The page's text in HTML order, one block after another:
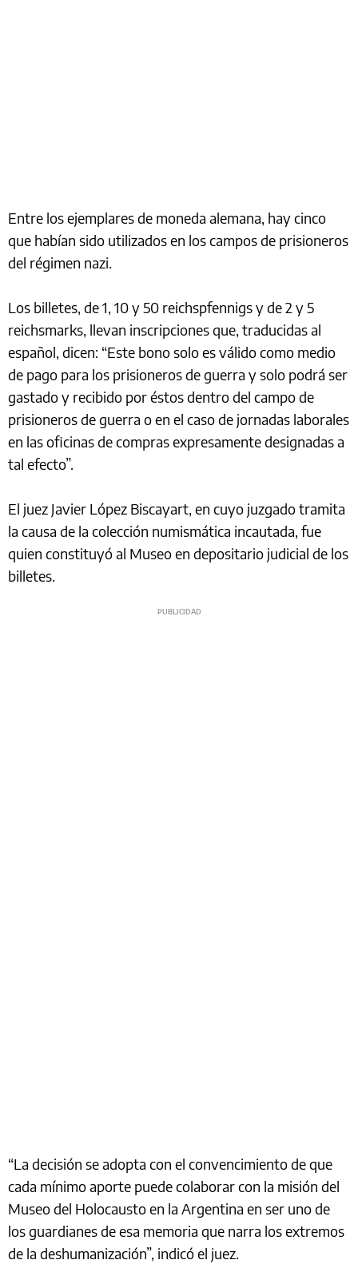
Entre los ejemplares de moneda alemana, hay cinco
que habían sido utilizados en los campos de prisioneros
del régimen nazi.
Los billetes, de 1, 10 y 50 reichspfennigs y de 2 y 5
reichsmarks, llevan inscripciones que, traducidas al
español, dicen: “Este bono solo es válido como medio
de pago para los prisioneros de guerra y solo podrá ser
gastado y recibido por éstos dentro del campo de
prisioneros de guerra o en el caso de jornadas laborales
en las oficinas de compras expresamente designadas a
tal efecto”.
El juez Javier López Biscayart, en cuyo juzgado tramita
la causa de la colección numismática incautada, fue
quien constituyó al Museo en depositario judicial de los
billetes.
“La decisión se adopta con el convencimiento de que
cada mínimo aporte puede colaborar con la misión del
Museo del Holocausto en la Argentina en ser uno de
los guardianes de esa memoria que narra los extremos
de la deshumanización”, indicó el juez.